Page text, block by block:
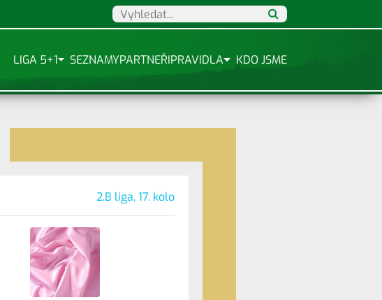
LIGA 5+1 SEZNAMYPARTNEŘIPRAVIDLA KDO JSME
2.B liga, 17. kolo